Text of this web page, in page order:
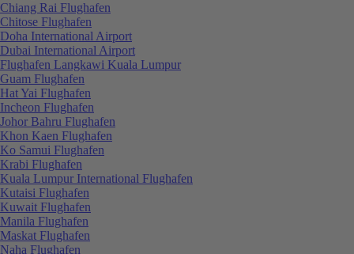
Chiang Rai Flughafen
Chitose Flughafen
Doha International Airport
Dubai International Airport
Flughafen Langkawi Kuala Lumpur
Guam Flughafen
Hat Yai Flughafen
Incheon Flughafen
Johor Bahru Flughafen
Khon Kaen Flughafen
Ko Samui Flughafen
Krabi Flughafen
Kuala Lumpur International Flughafen
Kutaisi Flughafen
Kuwait Flughafen
Manila Flughafen
Maskat Flughafen
Naha Flughafen